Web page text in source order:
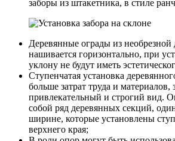
заборы из штакетника, в стиле
Деревянные ограды из необрезной
нашивается горизонтально, при
уклону не будут иметь
Ступенчатая установка
больше затрат труда и материалов,
привлекательный и строгий вид.
собой ряд деревянных секций,
ширине, которые установлены
верхнего края;